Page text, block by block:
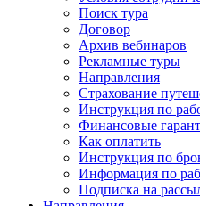
Поиск тура
Договор
Архив вебинаров
Рекламные туры
Направления
Страхование
Инструкция по
Финансовые
Как оплатить
Инструкция по
Информация по
Подписка на